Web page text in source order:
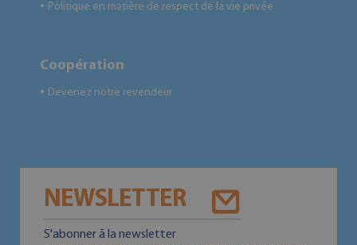
● Politique en matière de respect de la vie privée
Coopération
● Devenez notre revendeur
NEWSLETTER
S'abonner ā la newsletter